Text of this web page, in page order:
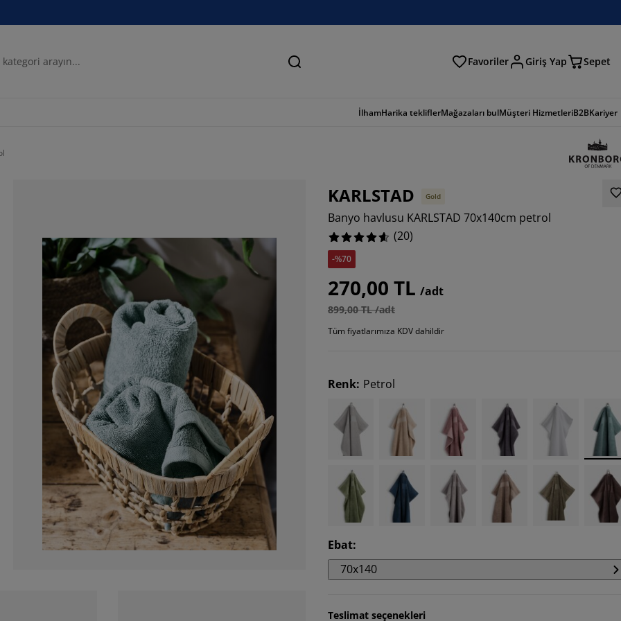
Ara Favoriler Giriş Yap Sepet
İlhamHarika tekliflerMağazaları bulMüşteri HizmetleriB2BKariyer
KARLSTAD Gold
Banyo havlusu KARLSTAD 70x140cm petrol
(20)
-%70
270,00 TL /adt
899,00 TL /adt
Tüm fiyatlarımıza KDV dahildir
Renk: Petrol
Ebat:
70x140
Teslimat seçenekleri